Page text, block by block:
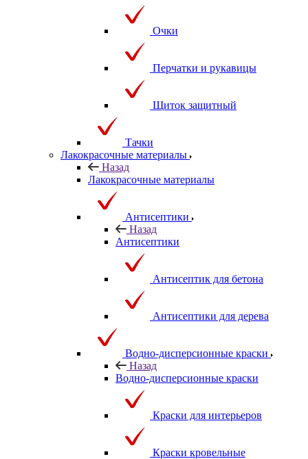
Очки
Перчатки и рукавицы
Щиток защитный
Тачки
Лакокрасочные материалы
Назад
Лакокрасочные материалы
Антисептики
Назад
Антисептики
Антисептик для бетона
Антисептики для дерева
Водно-дисперсионные краски
Назад
Водно-дисперсионные краски
Краски для интерьеров
Краски кровельные